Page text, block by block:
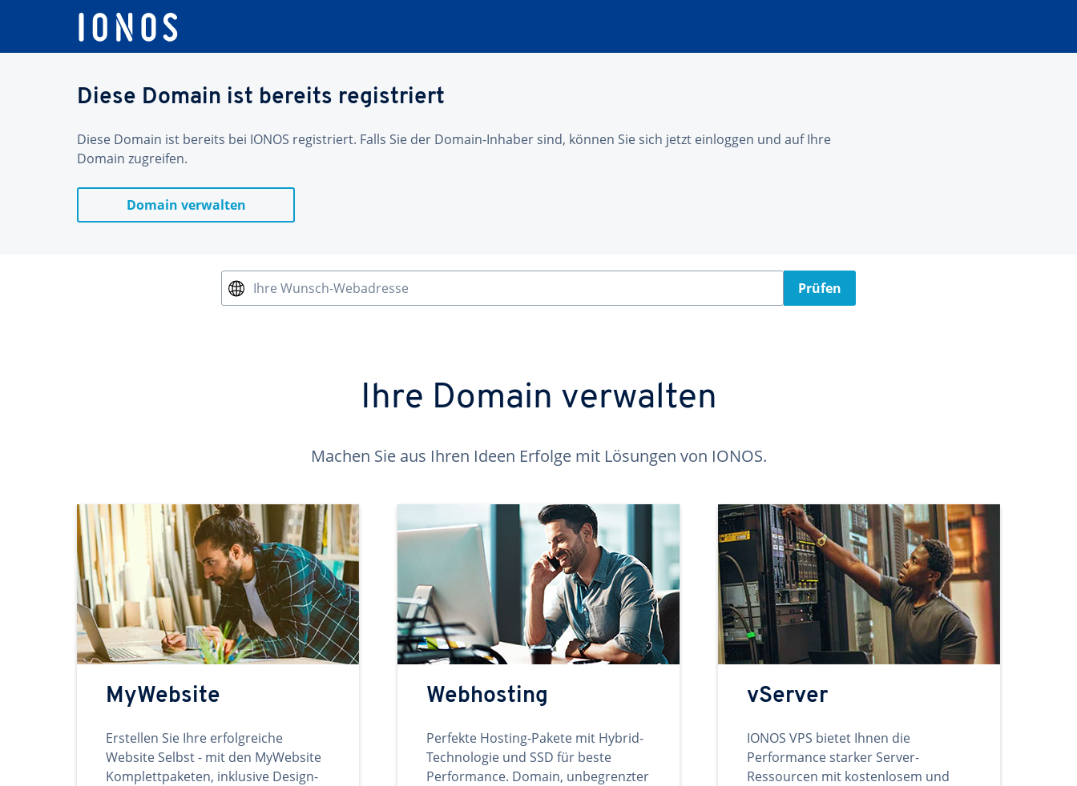
Diese Domain ist bereits registriert
Diese Domain ist bereits bei IONOS registriert. Falls Sie der Domain-Inhaber sind, können Sie sich jetzt einloggen und auf Ihre
Domain zugreifen.
Domain verwalten
Ihre Wunsch-Webadresse Prüfen
Ihre Domain verwalten
Machen Sie aus Ihren Ideen Erfolge mit Lösungen von IONOS.
MyWebsite
Erstellen Sie Ihre erfolgreiche
Website Selbst - mit den MyWebsite
Komplettpaketen, inklusive Design-
Webhosting
Perfekte Hosting-Pakete mit Hybrid-
Technologie und SSD für beste
Performance. Domain, unbegrenzter
vServer
IONOS VPS bietet Ihnen die
Performance starker Server-
Ressourcen mit kostenlosem und